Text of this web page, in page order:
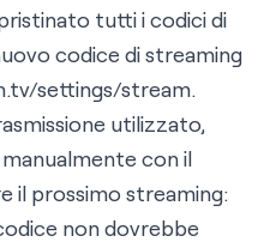
tutti i codici di
codice di streaming
settings/stream.
utilizzato,
con il
il prossimo streaming:
non dovrebbe